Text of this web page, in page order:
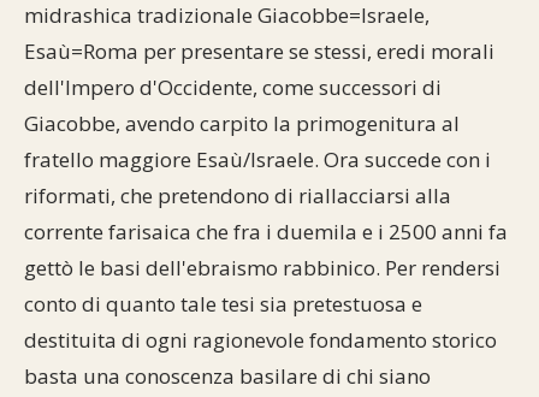
midrashica tradizionale Giacobbe=Israele,
Esaù=Roma per presentare se stessi, eredi morali
dell'Impero d'Occidente, come successori di
Giacobbe, avendo carpito la primogenitura al
fratello maggiore Esaù/Israele. Ora succede con i
riformati, che pretendono di riallacciarsi alla
corrente farisaica che fra i duemila e i 2500 anni fa
gettò le basi dell'ebraismo rabbinico. Per rendersi
conto di quanto tale tesi sia pretestuosa e
destituita di ogni ragionevole fondamento storico
basta una conoscenza basilare di chi siano